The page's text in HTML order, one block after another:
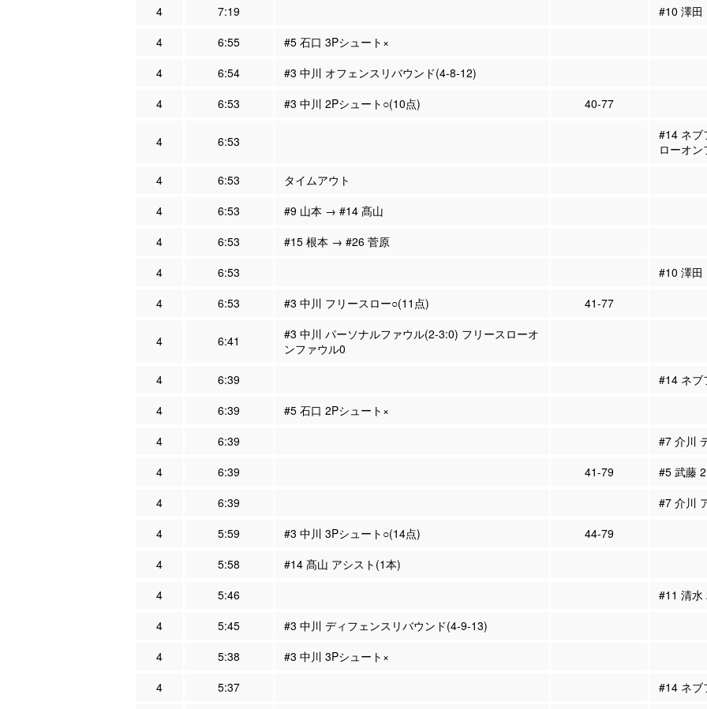
4
7:19
#10 澤田
4
6:55
#5 石口 3Pシュート×
4
6:54
#3 中川 オフェンスリバウンド(4-8-12)
4
6:53 #3 中川 2Pシュート○(10点) 40-77
4 6:53
#14 ネブ
ローオ
4
6:53
タイムアウト
4
6:53
#9 山本 → #14 髙山
4
6:53
#15 根本 → #26 菅原
4
6:53
#10 澤
4
6:53 #3 中川 フリースロー○(11点) 41-77
4 6:41
#3 中川 パーソナルファウル(2-3:0) フリースローオ
ンファウル0
4
6:39
#14 ネブ
4
6:39
#5 石口 2Pシュート×
4
6:39
#7 介川
4
6:39 41-79
#5 武藤
4
6:39
#7 介川
4
5:59 #3 中川 3Pシュート○(14点)
44-79
4
5:58
#14 髙山 アシスト(1本)
4
5:46
#11 清水
4
5:45
#3 中川 ディフェンスリバウンド(4-9-13)
4
5:38
#3 中川 3Pシュート×
4
5:37 #14 ネブ